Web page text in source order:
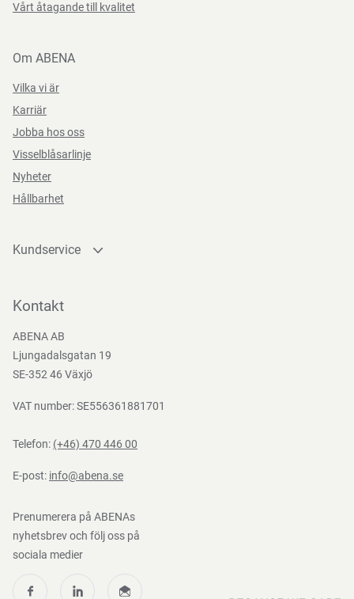
Vårt åtagande till kvalitet
Om ABENA
Vilka vi är
Karriär
Jobba hos oss
Visselblåsarlinje
Nyheter
Hållbarhet
Kundservice
Bli kund
Nedladdningar
Kontakt
ABENA AB
Ljungadalsgatan 19
SE-352 46 Växjö
VAT number: SE556361881701
Telefon: (+46) 470 446 00
E-post: info@abena.se
Prenumerera på ABENAs
nyhetsbrev och följ oss på
sociala medier